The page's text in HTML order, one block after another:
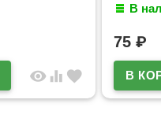
visibility equalizer favorite
В
75 ₽